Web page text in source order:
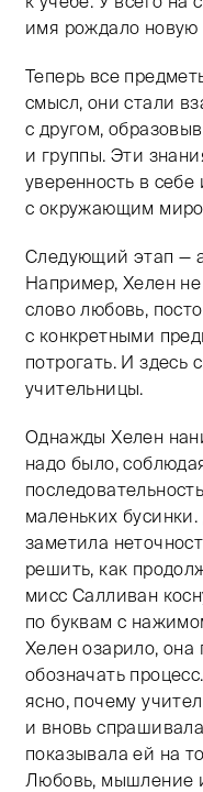
имя рождало новую
Теперь все
смысл, они стали
с другом,
и группы. Эти
уверенность в себе
с окружающим
Следующий этап —
Например, Хелен не
слово любовь,
с конкретными
потрогать. И здесь
учительницы.
Однажды Хелен
надо было,
маленьких
заметила
решить, как
мисс Салливан
по буквам с
Хелен озарило, она
обозначать
ясно, почему
и вновь
показывала ей на
Любовь, мышление